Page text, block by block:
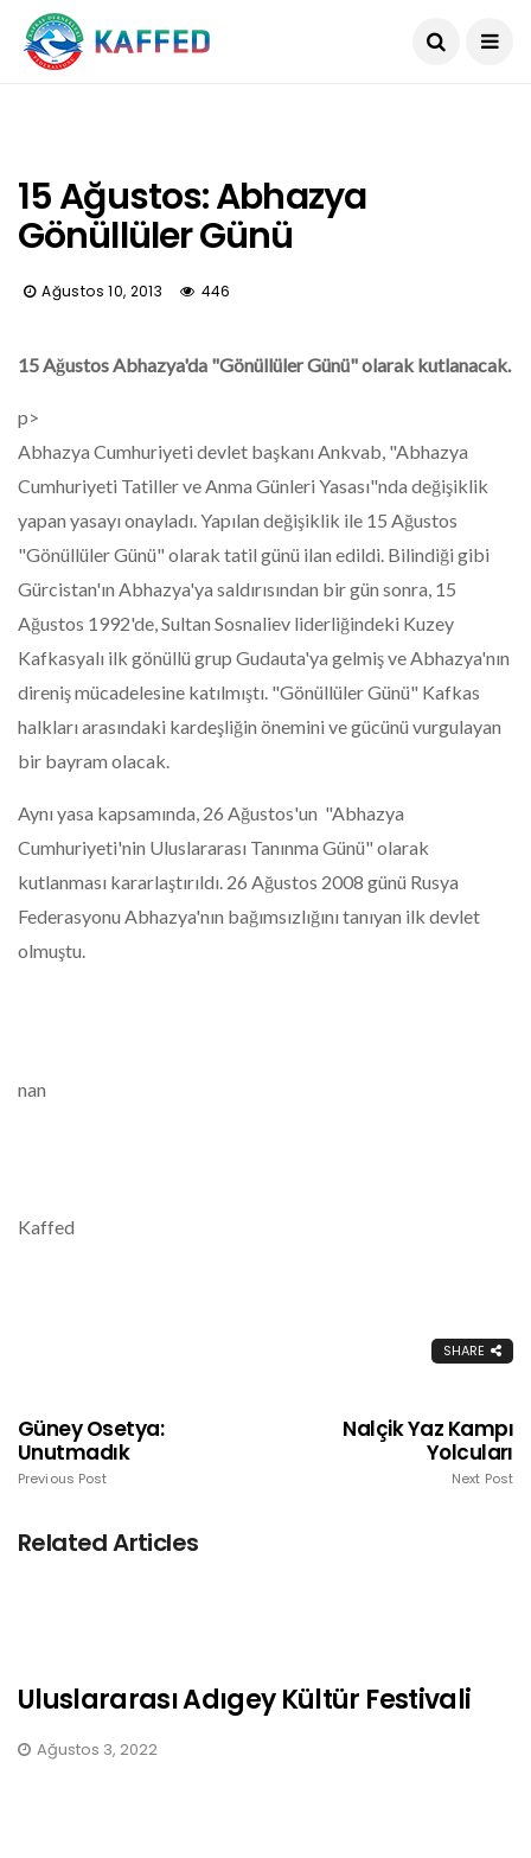
15 Ağustos: Abhazya
Gönüllüler Günü
Ağustos 10, 2013 446
15 Ağustos Abhazya'da "Gönüllüler Günü" olarak kutlanacak.
p>
Abhazya Cumhuriyeti devlet başkanı Ankvab, "Abhazya
Cumhuriyeti Tatiller ve Anma Günleri Yasası"nda değişiklik
yapan yasayı onayladı. Yapılan değişiklik ile 15 Ağustos
"Gönüllüler Günü" olarak tatil günü ilan edildi. Bilindiği gibi
Gürcistan'ın Abhazya'ya saldırısından bir gün sonra, 15
Ağustos 1992'de, Sultan Sosnaliev liderliğindeki Kuzey
Kafkasyalı ilk gönüllü grup Gudauta'ya gelmiş ve Abhazya'nın
direniş mücadelesine katılmıştı. "Gönüllüler Günü" Kafkas
halkları arasındaki kardeşliğin önemini ve gücünü vurgulayan
bir bayram olacak.
Aynı yasa kapsamında, 26 Ağustos'un "Abhazya
Cumhuriyeti'nin Uluslararası Tanınma Günü" olarak
kutlanması kararlaştırıldı. 26 Ağustos 2008 günü Rusya
Federasyonu Abhazya'nın bağımsızlığını tanıyan ilk devlet
olmuştu.
nan
Kaffed
SHARE
Güney Osetya:
Unutmadık
Previous Post
Nalçik Yaz Kampı
Yolcuları
Next Post
Related Articles
Uluslararası Adıgey Kültür Festivali
Ağustos 3, 2022